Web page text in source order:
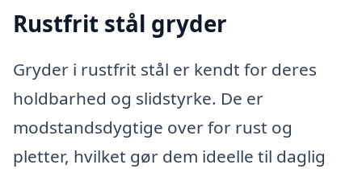
Rustfrit stål gryder
Gryder i rustfrit stål er kendt for deres
holdbarhed og slidstyrke. De er
modstandsdygtige over for rust og
pletter, hvilket gør dem ideelle til daglig